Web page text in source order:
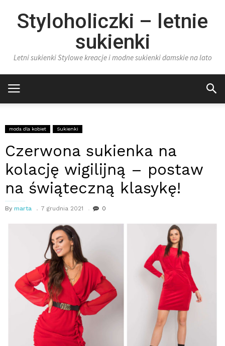
Styloholiczki – letnie
sukienki
Letni sukienki Stylowe kreacje i modne sukienki damskie na lato
moda dla kobiet Sukienki
Czerwona sukienka na
kolację wigilijną – postaw
na świąteczną klasykę!
By marta 7 grudnia 2021 0